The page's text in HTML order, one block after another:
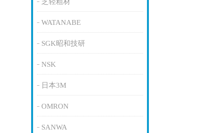
WATANABE
SGK昭和技研
NSK
日本3M
OMRON
SANWA